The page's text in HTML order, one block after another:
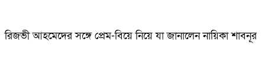
রিজভী আহমেদের সঙ্গে প্রেম-বিয়ে নিয়ে যা জানালেন নায়িকা শাবনূর